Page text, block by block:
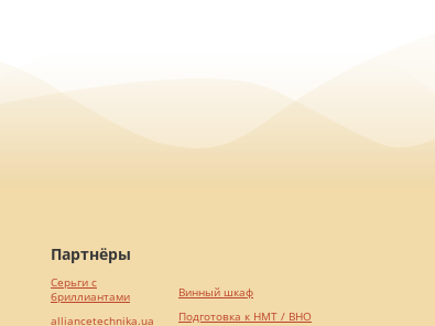
Партнёры
Серьги с
бриллиантами
alliancetechnika.ua
Винный шкаф
Подготовка к НМТ / ВНО